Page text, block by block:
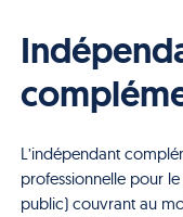
L’indépendant
professionnelle pour
public) couvrant au